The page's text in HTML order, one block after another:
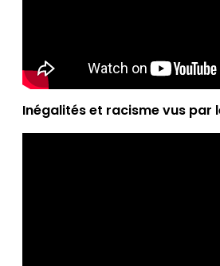
Inégalités et racisme vus par